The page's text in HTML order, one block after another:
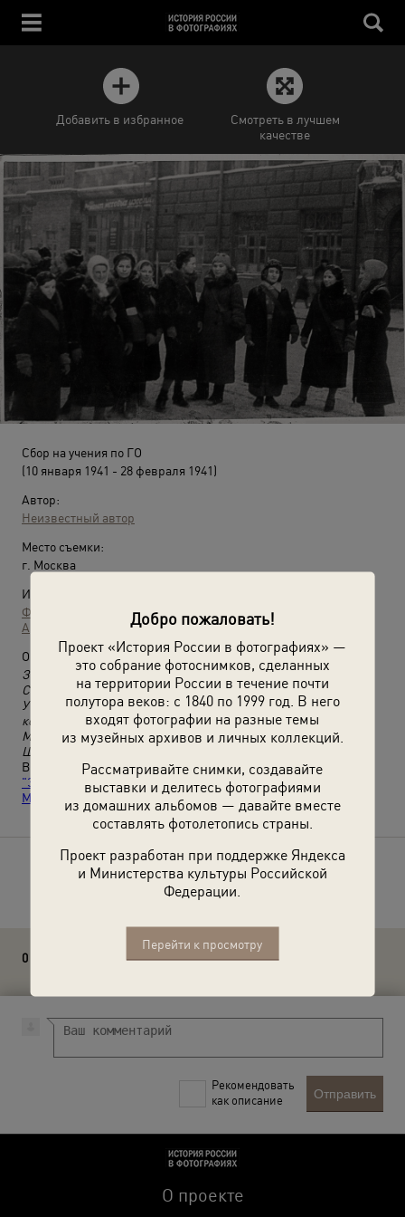
Добро пожаловать!
Проект «История России в фотографиях» —
это собрание фотоснимков, сделанных
на территории России в течение почти
полутора веков: с 1840 по 1999 год. В него
входят фотографии на разные темы
из музейных архивов и личных коллекций.
Рассматривайте снимки, создавайте
выставки и делитесь фотографиями
из домашних альбомов — давайте вместе
составлять фотолетопись страны.
Проект разработан при поддержке Яндекса
и Министерства культуры Российской
Федерации.
Перейти к просмотру
Добавить в избранное
Смотреть в лучшем
качестве
Сбор на учения по ГО
(10 января 1941 - 28 февраля 1941)
Автор:
Неизвестный автор
Место съемки:
г. Москва
Источники:
Фотографии пользователей russiainphoto.ru
Архив Сергея Медведева
О фотографии:
Зимой в начале 1941 года при участии сотрудников ЦНИИ
Связи проводилось учение по Гражданской Обороне (ГО).
Учения проходили около райкома ВКП(б). Справа – секретарь
комитета комсомола института, техник одной из лабораторий
Мария Андреевна Медведева. Слева, смотрит на нас, Ш. Я.
Шаргородская.
Выставка
«Фотоальбом защитницы Отечества. Часть 5.
"Завтра была война". Удивительной во всем девушке Марии
Медведевой посвящается»с этой фотографией.
Расскажите друзьям об этом фото
0 комментариев
Рекомендовать
как описание
Отправить
О проекте